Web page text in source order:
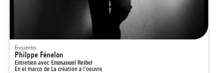
Encuentro
Philppe Fénelon
Entretien avec Emmanuel Reibel
En el marco de La création à l'oeuvre